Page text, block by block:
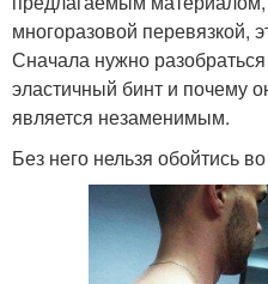
многоразовой перевязкой,
Сначала нужно
эластичный бинт и почему
является незаменимым.
Без него нельзя обойтись